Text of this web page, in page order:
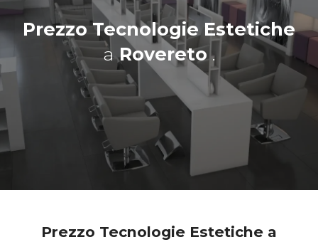
Prezzo Tecnologie Estetiche
a Rovereto.
Prezzo Tecnologie Estetiche a